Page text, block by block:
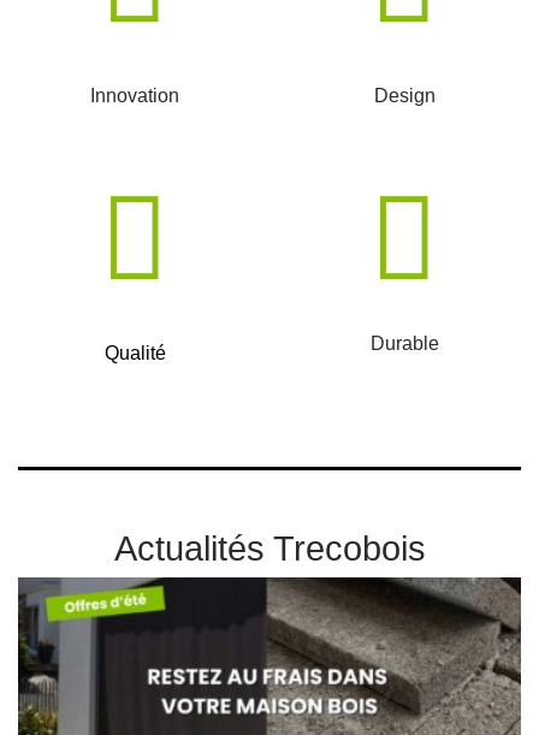
Innovation Design
Qualité Durable
Actualités Trecobois